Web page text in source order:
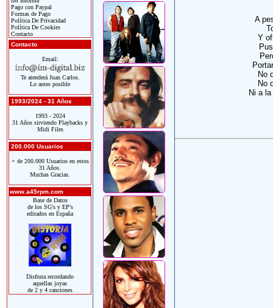
Pago con Paypal
Formas de Pago
Política De Privacidad
Política De Cookies
Contacto
Contacto
Email:
Te atenderá Juan Carlos.
Lo antes posible
1993/2024 - 31 Años
1993 - 2024
31 Años sirviendo Playbacks y
Midi Files
200.000 Usuarios
+ de 200.000 Usuarios en estos
31 Años.
Muchas Gracias.
www.a45rpm.com
Base de Datos
de los SG's y EP's
editados en España
Disfruta recordando
aquellas joyas
de 2 y 4 canciones
A
Y
No
No
Ni a